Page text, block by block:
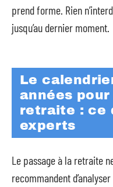
prend forme. Rien
jusqu’au dernier moment.
Le
années
retraite : ce
experts
Le passage à la retraite
recommandent